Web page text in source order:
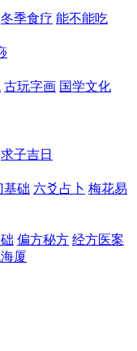
冬季食疗 能不能吃
古玩字画 国学文化
求子吉日
基础 六爻占卜 梅花易
偏方秘方 经方医案
厦